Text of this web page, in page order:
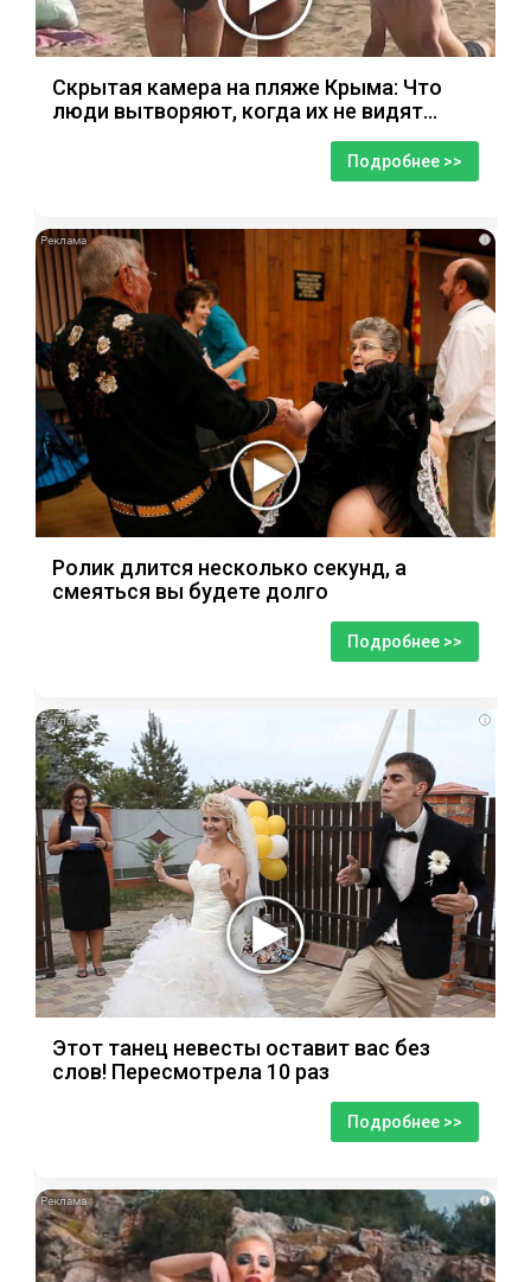
Скрытая камера на пляже Крыма: Что
люди вытворяют, когда их не видят...
Подробнее >>
i
Ролик длится несколько секунд, а
смеяться вы будете долго
Подробнее >>
i
Этот танец невесты оставит вас без
слов! Пересмотрела 10 раз
Подробнее >>
i